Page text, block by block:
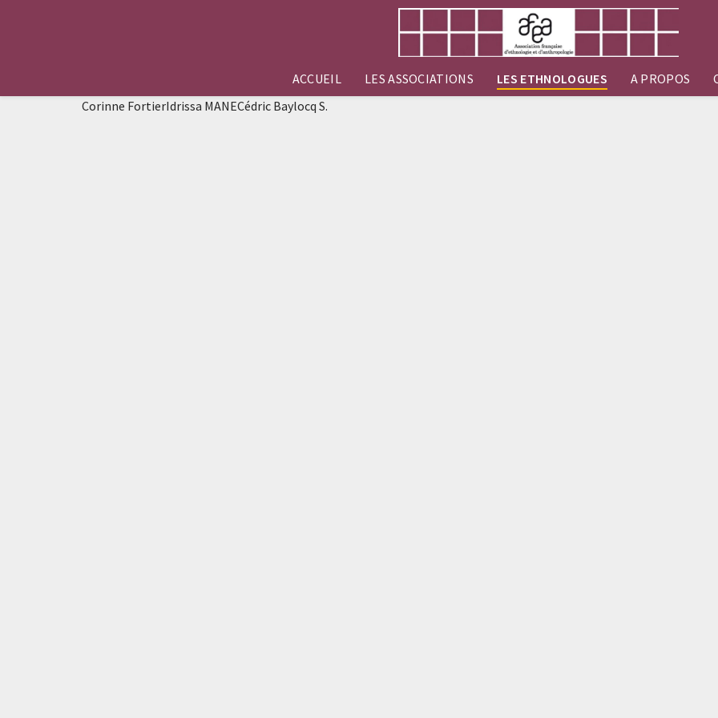
ACCUEIL LES ASSOCIATIONS LES ETHNOLOGUES A PROPOS
Corinne FortierIdrissa MANECédric Baylocq S.